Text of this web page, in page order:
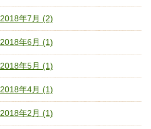
2018年7月 (2)
2018年6月 (1)
2018年5月 (1)
2018年4月 (1)
2018年2月 (1)